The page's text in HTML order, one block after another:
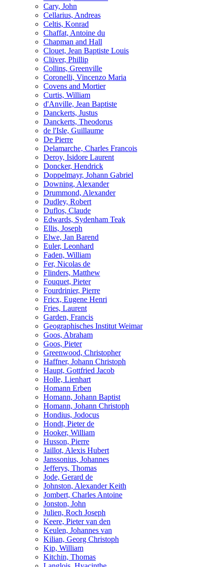
Cary, John
Cellarius, Andreas
Celtis, Konrad
Chaffat, Antoine du
Chapman and Hall
Clouet, Jean Baptiste Louis
Clüver, Phillip
Collins, Greenville
Coronelli, Vincenzo Maria
Covens and Mortier
Curtis, William
d'Anville, Jean Baptiste
Danckerts, Justus
Danckerts, Theodorus
de l'Isle, Guillaume
De Pierre
Delamarche, Charles Francois
Deroy, Isidore Laurent
Doncker, Hendrick
Doppelmayr, Johann Gabriel
Downing, Alexander
Drummond, Alexander
Dudley, Robert
Duflos, Claude
Edwards, Sydenham Teak
Ellis, Joseph
Elwe, Jan Barend
Euler, Leonhard
Faden, William
Fer, Nicolas de
Flinders, Matthew
Fouquet, Pieter
Fourdrinier, Pierre
Fricx, Eugene Henri
Fries, Laurent
Garden, Francis
Geographisches Institut Weimar
Goos, Abraham
Goos, Pieter
Greenwood, Christopher
Haffner, Johann Christoph
Haupt, Gottfried Jacob
Holle, Lienhart
Homann Erben
Homann, Johann Baptist
Homann, Johann Christoph
Hondius, Jodocus
Hondt, Pieter de
Hooker, William
Husson, Pierre
Jaillot, Alexis Hubert
Janssonius, Johannes
Jefferys, Thomas
Jode, Gerard de
Johnston, Alexander Keith
Jombert, Charles Antoine
Jonston, John
Julien, Roch Joseph
Keere, Pieter van den
Keulen, Johannes van
Kilian, Georg Christoph
Kip, William
Kitchin, Thomas